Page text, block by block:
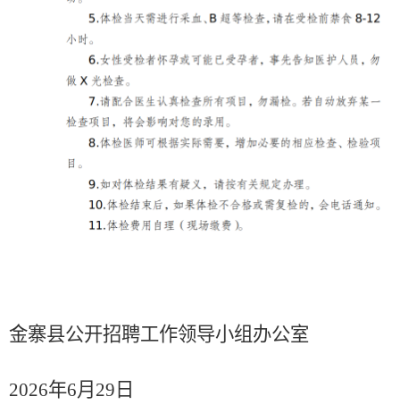
金寨县公开招聘工作领导小组办公室
2026年6月 29 日